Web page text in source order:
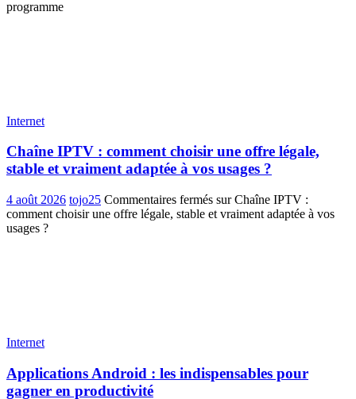
programme
Internet
Chaîne IPTV : comment choisir une offre légale,
stable et vraiment adaptée à vos usages ?
4 août 2026 tojo25 Commentaires fermés sur Chaîne IPTV :
comment choisir une offre légale, stable et vraiment adaptée à vos
usages ?
Internet
Applications Android : les indispensables pour
gagner en productivité